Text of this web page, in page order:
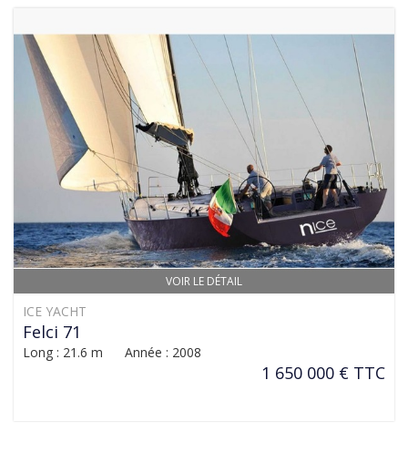
VOIR LE DÉTAIL
ICE YACHT
Felci 71
Long : 21.6 m Année : 2008
1 650 000 € TTC